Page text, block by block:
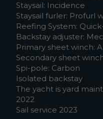
Staysail: Incidence
Staysail furler: Profurl
Reefing System:
Backstay adjuster:
Primary sheet winch:
Secondary sheet
Spi-pole: Carbon
Isolated backstay
The yacht is yard
2022
Sail service 2023